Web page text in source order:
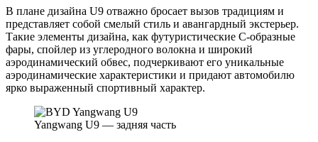
В плане дизайна U9 отважно бросает вызов традициям и
представляет собой смелый стиль и авангардный экстерьер.
Такие элементы дизайна, как футуристические С-образные
фары, спойлер из углеродного волокна и широкий
аэродинамический обвес, подчеркивают его уникальные
аэродинамические характеристики и придают автомобилю
ярко выраженный спортивный характер.
Yangwang U9 — задняя часть